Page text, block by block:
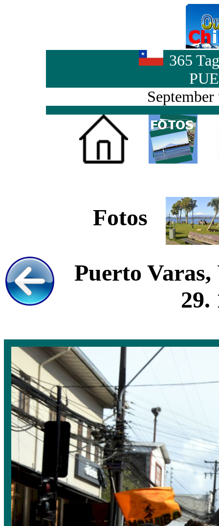
365
Fotos
Puerto
29.